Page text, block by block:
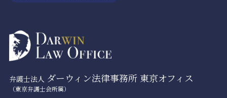
弁護士法人 ダーウィン法律事務所 東京オフィス
（東京弁護士会所属）